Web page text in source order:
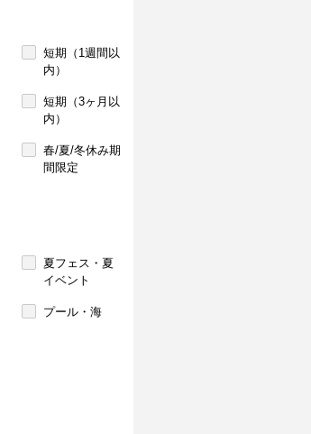
短期（1週間以
内）
短期（3ヶ月以
内）
春/夏/冬休み期
間限定
夏フェス・夏
イベント
プール・海